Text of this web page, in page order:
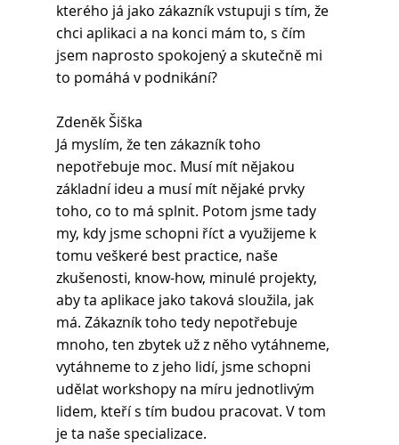
kterého já jako zákazník vstupuji s tím, že
chci aplikaci a na konci mám to, s čím
jsem naprosto spokojený a skutečně mi
to pomáhá v podnikání?
Zdeněk Šiška
Já myslím, že ten zákazník toho
nepotřebuje moc. Musí mít nějakou
základní ideu a musí mít nějaké prvky
toho, co to má splnit. Potom jsme tady
my, kdy jsme schopni říct a využijeme k
tomu veškeré best practice, naše
zkušenosti, know-how, minulé projekty,
aby ta aplikace jako taková sloužila, jak
má. Zákazník toho tedy nepotřebuje
mnoho, ten zbytek už z něho vytáhneme,
vytáhneme to z jeho lidí, jsme schopni
udělat workshopy na míru jednotlivým
lidem, kteří s tím budou pracovat. V tom
je ta naše specializace.